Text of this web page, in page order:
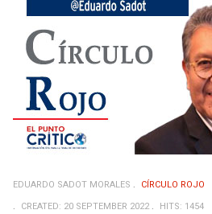
EDUARDO SADOT MORALES
CÍRCULO ROJO
CREATED: 20 SEPTEMBER 2022
HITS: 1454